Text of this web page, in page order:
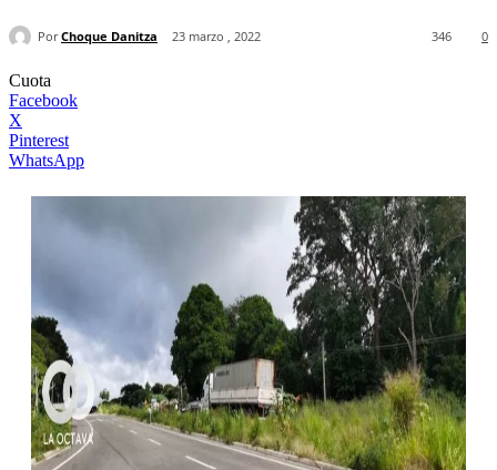
Por Choque Danitza 23 marzo , 2022 0
346
Cuota
Facebook
X
Pinterest
WhatsApp